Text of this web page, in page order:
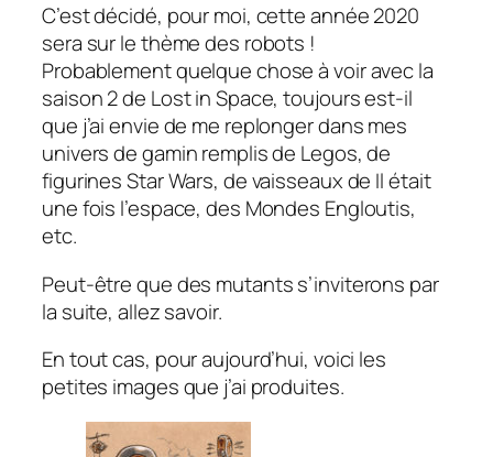
C’est décidé, pour moi, cette année 2020
sera sur le thème des robots !
Probablement quelque chose à voir avec la
saison 2 de Lost in Space, toujours est-il
que j’ai envie de me replonger dans mes
univers de gamin remplis de Legos, de
figurines Star Wars, de vaisseaux de Il était
une fois l’espace, des Mondes Engloutis,
etc.
Peut-être que des mutants s’inviterons par
la suite, allez savoir.
En tout cas, pour aujourd’hui, voici les
petites images que j’ai produites.